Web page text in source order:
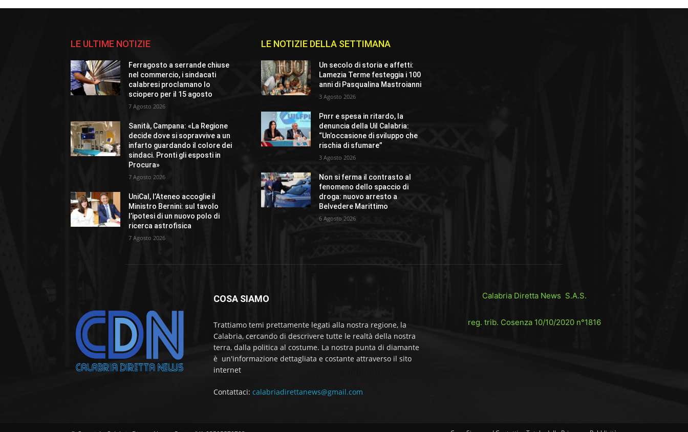
LE ULTIME NOTIZIE
Ferragosto a serrande chiuse
nel commercio, i sindacati
calabresi proclamano lo
sciopero per il 15 agosto
7 Agosto 2026
Sanità, Campana: «La Regione
decide dove si sopravvive a un
infarto guardando il colore dei
sindaci. Pronti gli esposti in
Procura»
7 Agosto 2026
UniCal, l’Ateneo accoglie il
Ministro Bernini: sul tavolo
l’ipotesi di un nuovo polo di
ricerca astrofisica
7 Agosto 2026
LE NOTIZIE DELLA SETTIMANA
Un secolo di storia e affetti:
Lamezia Terme festeggia i 100
anni di Pasqualina Mastroianni
3 Agosto 2026
Pnrr e spesa in ritardo, la
denuncia della Uil Calabria:
“Un’occasione di sviluppo che
rischia di sfumare”
3 Agosto 2026
Non si ferma il contrasto al
fenomeno dello spaccio di
droga: nuovo arresto a
Belvedere Marittimo
6 Agosto 2026
COSA SIAMO
Trattiamo temi prettamente legati alla nostra regione, la
Calabria, cercando di descrivere tutte le realtà della nostra
terra, dalla politica al costume. La nostra punta di diamante
è un'informazione dettagliata e costante attraverso il sito
internet
Contattaci: calabriadirettanews@gmail.com
Calabria Diretta News S.A.S.
reg. trib. Cosenza 10/10/2020 n°1816